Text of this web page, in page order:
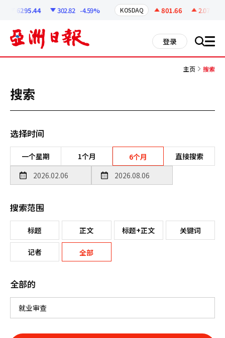
6295.44 302.82 -4.59% KOSDAQ 801.66 2.07
登录 搜 all
主页 搜索
搜索
选择时间
一个星期 1个月 6个月 直接搜索
搜索范围
标题 正文 标题+正文 关键词
记者 全部
全部的